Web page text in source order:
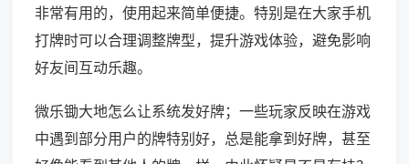
非常有用的，使用起来简单便捷。特别是在大家手机
打牌时可以合理调整牌型，提升游戏体验，避免影响
好友间互动乐趣。
微乐锄大地怎么让系统发好牌；一些玩家反映在游戏
中遇到部分用户的牌特别好，总是能拿到好牌，甚至